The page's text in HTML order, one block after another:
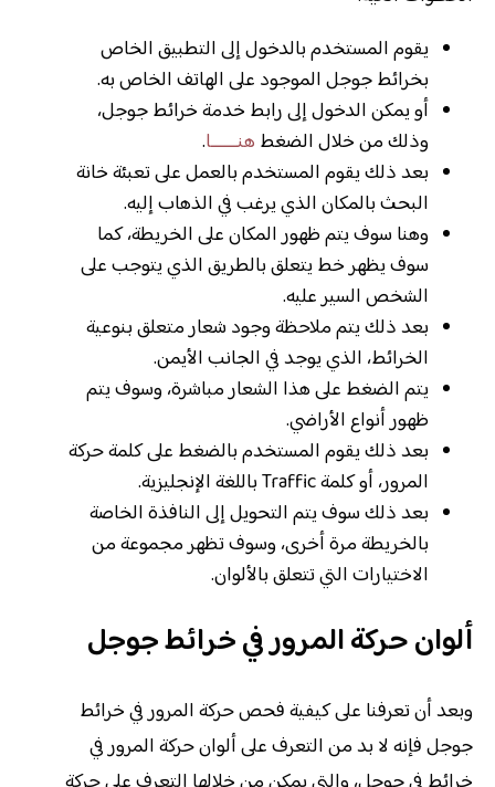
يقوم المستخدم بالدخول إلى التطبيق الخاص
بخرائط جوجل الموجود على الهاتف الخاص به.
أو يمكن الدخول إلى رابط خدمة خرائط جوجل،
وذلك من خلال الضغط هنــــــا.
بعد ذلك يقوم المستخدم بالعمل على تعبئة خانة
البحث بالمكان الذي يرغب في الذهاب إليه.
وهنا سوف يتم ظهور المكان على الخريطة، كما
سوف يظهر خط يتعلق بالطريق الذي يتوجب على
الشخص السير عليه.
بعد ذلك يتم ملاحظة وجود شعار متعلق بنوعية
الخرائط، الذي يوجد في الجانب الأيمن.
يتم الضغط على هذا الشعار مباشرة، وسوف يتم
ظهور أنواع الأراضي.
بعد ذلك يقوم المستخدم بالضغط على كلمة حركة
المرور، أو كلمة Traffic باللغة الإنجليزية.
بعد ذلك سوف يتم التحويل إلى النافذة الخاصة
بالخريطة مرة أخرى، وسوف تظهر مجموعة من
الاختيارات التي تتعلق بالألوان.
ألوان حركة المرور في خرائط جوجل
وبعد أن تعرفنا على كيفية فحص حركة المرور في خرائط
جوجل فإنه لا بد من التعرف على ألوان حركة المرور في